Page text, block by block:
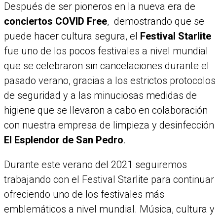
Después de ser pioneros en la nueva era de
conciertos COVID Free, demostrando que se
puede hacer cultura segura, el Festival Starlite
fue uno de los pocos festivales a nivel mundial
que se celebraron sin cancelaciones durante el
pasado verano, gracias a los estrictos protocolos
de seguridad y a las minuciosas medidas de
higiene que se llevaron a cabo en colaboración
con nuestra empresa de limpieza y desinfección
El Esplendor de San Pedro.
Durante este verano del 2021 seguiremos
trabajando con el Festival Starlite para continuar
ofreciendo uno de los festivales más
emblemáticos a nivel mundial. Música, cultura y